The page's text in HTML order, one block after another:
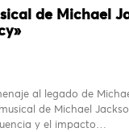
de Michael
al legado de
de Michael
y el impacto…